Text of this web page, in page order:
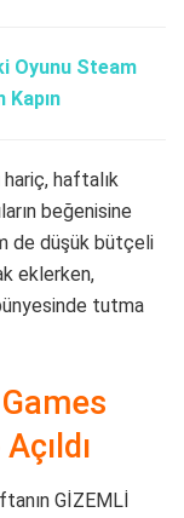
Oyunu Steam
Kapın
hariç, haftalık
beğenisine
de düşük bütçeli
eklerken,
tutma
GİZEMLİ